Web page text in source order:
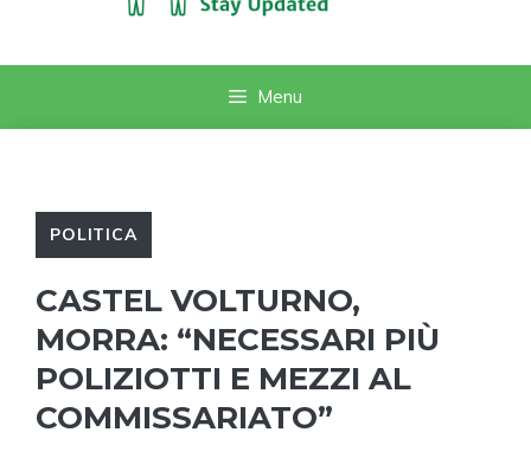
Menu
POLITICA
CASTEL VOLTURNO,
MORRA: “NECESSARI PIÙ
POLIZIOTTI E MEZZI AL
COMMISSARIATO”